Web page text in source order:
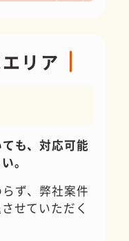
リア
も、対応可能
。
ず、弊社案件
せていただく